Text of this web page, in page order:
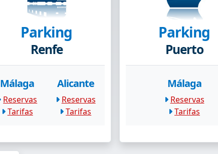
Parking
Renfe
Málaga
Reservas
Tarifas
Alicante
Reservas
Tarifas
Parking
Puerto
Málaga
Reservas
Tarifas